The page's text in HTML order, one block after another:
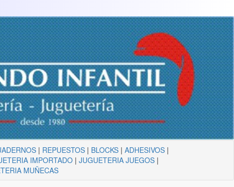
| REPUESTOS | BLOCKS |ADHESIVOS |
IMPORTADO| JUGUETERIA JUEGOS|
MUÑECAS